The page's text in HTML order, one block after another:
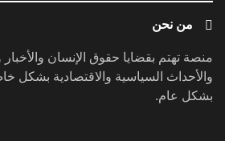
من نحن
منصة تهتم بقضايا حقوق الإنسان والأخبار
والأحداث السياسية والاقتصادية بشكل
بشكل عام.